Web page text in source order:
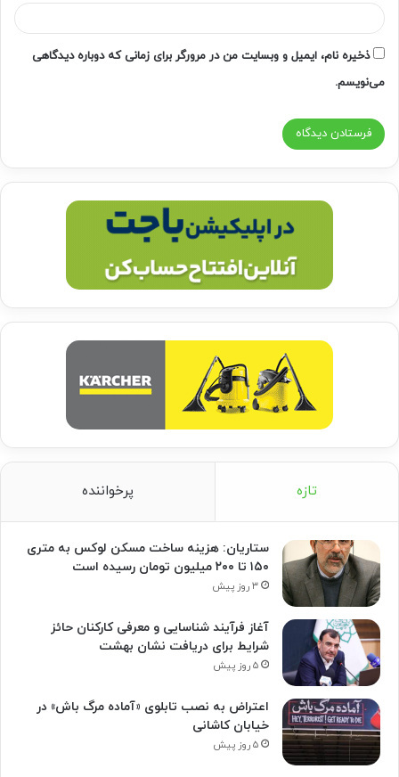
ذخیره نام، ایمیل و وبسایت من در مرورگر برای زمانی که دوباره دیدگاهی
می‌نویسم.
تازه پرخواننده
ستاریان: هزینه ساخت مسکن لوکس به متری
۱۵۰ تا ۲۰۰ میلیون تومان رسیده است
۳ روز پیش
آغاز فرآیند شناسایی و معرفی کارکنان حائز
شرایط برای دریافت نشان بهشت
۵ روز پیش
اعتراض به نصب تابلوی «آماده مرگ باش» در
خیابان کاشانی
۵ روز پیش